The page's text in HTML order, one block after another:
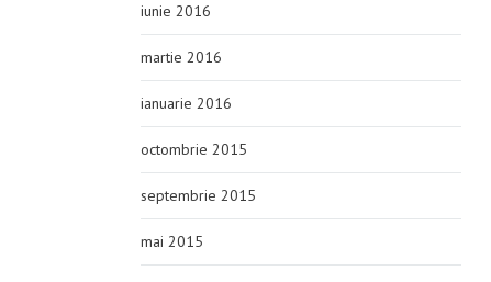
iunie 2016
martie 2016
ianuarie 2016
octombrie 2015
septembrie 2015
mai 2015